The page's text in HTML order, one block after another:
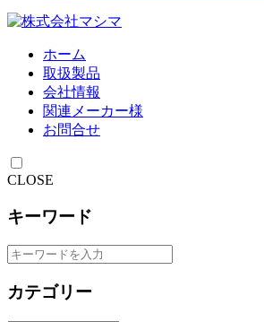
ホーム
取扱製品
会社情報
関連メーカー様
お問合せ
CLOSE
キーワード
カテゴリー